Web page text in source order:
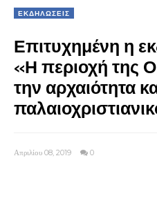
ΕΚΔΗΛΩΣΕΙΣ
Επιτυχημένη η
«Η περιοχή της
την αρχαιότητα
Απριλίου 08, 2019 0